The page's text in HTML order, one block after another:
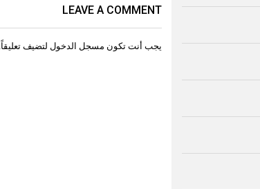
LEAVE A COMMENT
يجب أنت تكون مسجل الدخول لتضيف تعليقاً.